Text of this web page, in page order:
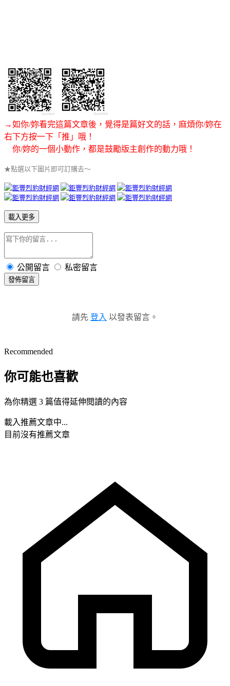
→如你/妳看完這篇文章後，覺得是篇好文的話，麻煩你/妳在
右下方按一下「推」哦！
你/妳的一個小動作，都是鼓勵版主創作的動力哦！
★點選以下圖片即可訂購去～
載入更多
公開留言 私密留言
發佈留言
請先 登入 以發表留言。
Recommended
你可能也喜歡
為你精選 3 篇值得延伸閱讀的內容
載入推薦文章中...
目前沒有推薦文章